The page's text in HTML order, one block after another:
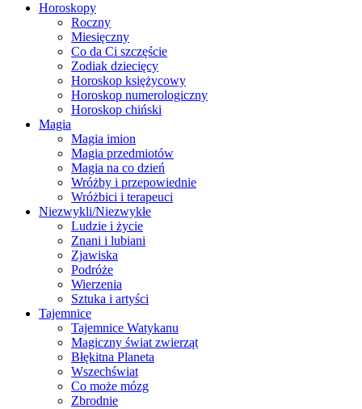
Horoskopy
Roczny
Miesięczny
Co da Ci szczęście
Zodiak dziecięcy
Horoskop księżycowy
Horoskop numerologiczny
Horoskop chiński
Magia
Magia imion
Magia przedmiotów
Magia na co dzień
Wróżby i przepowiednie
Wróżbici i terapeuci
Niezwykli/Niezwykłe
Ludzie i życie
Znani i lubiani
Zjawiska
Podróże
Wierzenia
Sztuka i artyści
Tajemnice
Tajemnice Watykanu
Magiczny świat zwierząt
Błękitna Planeta
Wszechświat
Co może mózg
Zbrodnie